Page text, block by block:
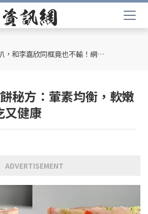
郭藹明「早期劇照」被扒，和李嘉欣同框竟也不輸！網友：難怪劉青云這麼愛她
秘方：葷素均衡，軟嫩
又健康
ADVERTISEMENT